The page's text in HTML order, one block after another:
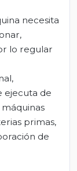
necesita
lo regular
ejecuta de
primas,
de